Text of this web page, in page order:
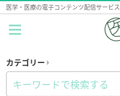
医学・医療の電子コンテンツ配信サービス
カテゴリー